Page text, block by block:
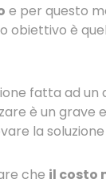
e per questo
è
fatta ad
è un
la soluzione
che il costo